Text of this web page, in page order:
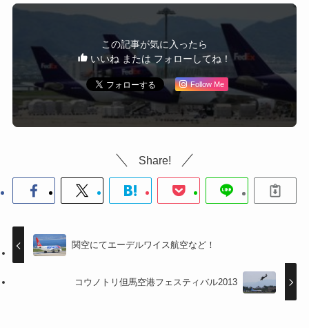
この記事が気に入ったら
いいね または フォローしてね！
Follow Me
Share!
関空にてエーデルワイス航空など！
コウノトリ但馬空港フェスティバル2013